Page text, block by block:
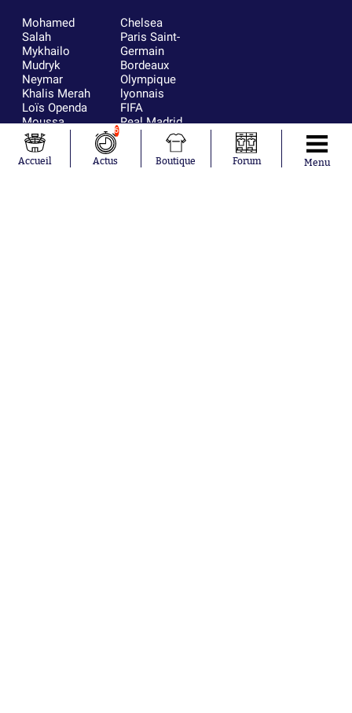
Mohamed
Salah
Mykhailo
Mudryk
Neymar
Khalis Merah
Loïs Openda
Moussa
Niakhaté
Nicolás
Tagliafico
Chelsea
Paris Saint-
Germain
Bordeaux
Olympique
lyonnais
FIFA
Real Madrid
RC Strasbourg
Accueil
6
Actus Boutique Forum Menu